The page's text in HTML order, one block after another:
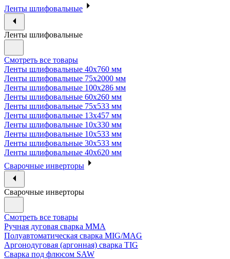
Ленты шлифовальные
Ленты шлифовальные
Смотреть все товары
Ленты шлифовальные 40х760 мм
Ленты шлифовальные 75х2000 мм
Ленты шлифовальные 100х286 мм
Ленты шлифовальные 60х260 мм
Ленты шлифовальные 75х533 мм
Ленты шлифовальные 13х457 мм
Ленты шлифовальные 10х330 мм
Ленты шлифовальные 10х533 мм
Ленты шлифовальные 30х533 мм
Ленты шлифовальные 40х620 мм
Сварочные инверторы
Сварочные инверторы
Смотреть все товары
Ручная дуговая сварка MMA
Полуавтоматическая сварка MIG/MAG
Аргонодуговая (аргонная) сварка TIG
Сварка под флюсом SAW